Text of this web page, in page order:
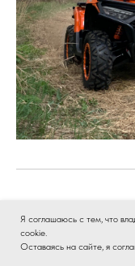
Я соглашаюсь с тем, что
cookie.
Оставаясь на сайте, я